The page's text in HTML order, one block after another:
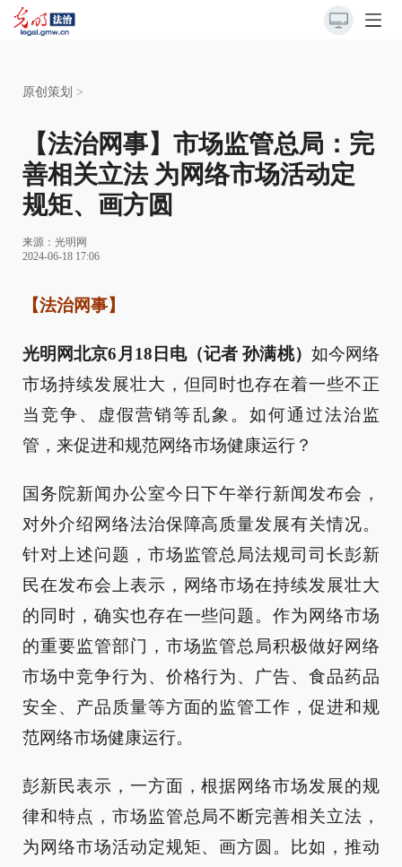
原创策划 >
【法治网事】市场监管总局：完
善相关立法 为网络市场活动定
规矩、画方圆
来源： 光明网
2024-06-18 17:06
【法治网事】
光明网北京6月18日电（记者 孙满桃） 如今网络
市场持续发展壮大，但同时也存在着一些不正
当竞争、虚假营销等乱象。如何通过法治监
管，来促进和规范网络市场健康运行？
国务院新闻办公室今日下午举行新闻发布会，
对外介绍网络法治保障高质量发展有关情况。
针对上述问题，市场监管总局法规司司长彭新
民在发布会上表示，网络市场在持续发展壮大
的同时，确实也存在一些问题。作为网络市场
的重要监管部门，市场监管总局积极做好网络
市场中竞争行为、价格行为、广告、食品药品
安全、产品质量等方面的监管工作，促进和规
范网络市场健康运行。
彭新民表示，一方面，根据网络市场发展的规
律和特点，市场监管总局不断完善相关立法，
为网络市场活动定规矩、画方圆。比如，推动